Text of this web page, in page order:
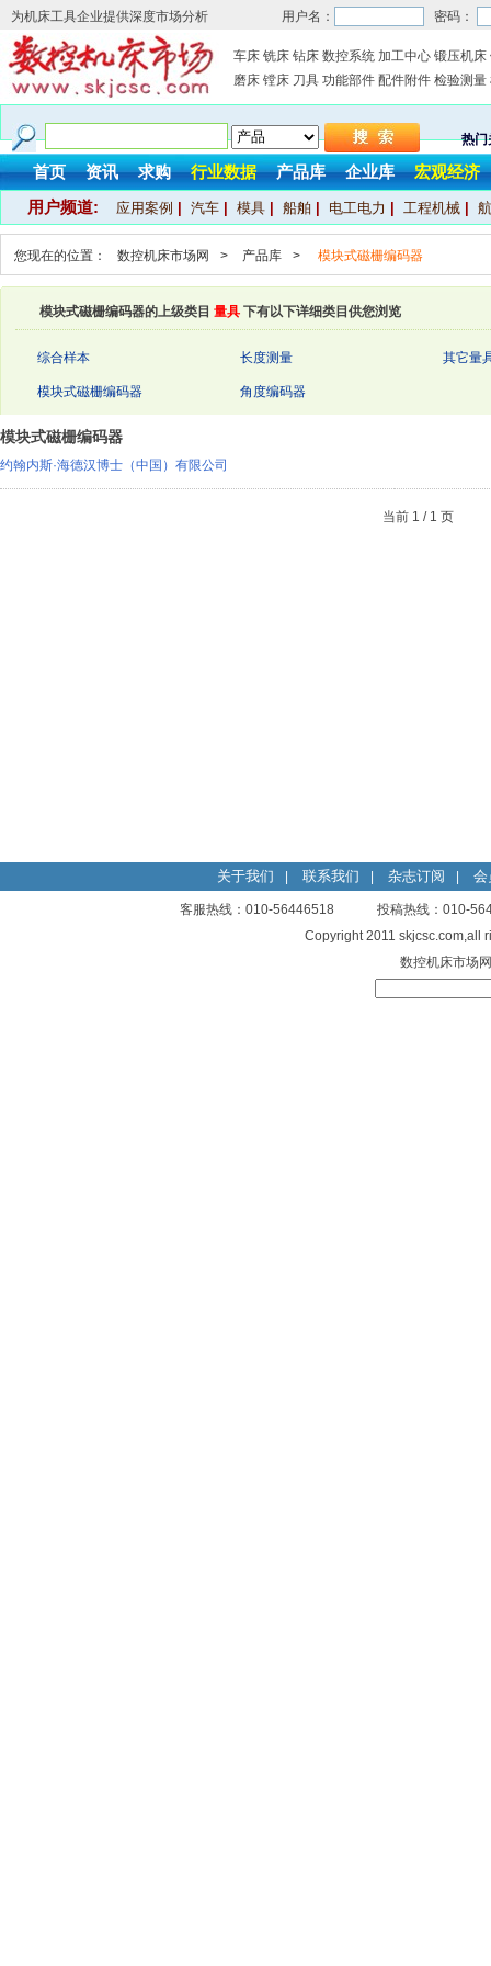
为机床工具企业提供深度市场分析 用户名： 密码：
车床 铣床 钻床 数控系统 加工中心 锻压机床
磨床 镗床 刀具 功能部件 配件附件 检验测量
热门
首页 资讯 求购 行业数据 产品库 企业库 宏观经济
用户频道: 应用案例 汽车 模具 船舶 电工电力 工程机械
您现在的位置： 数控机床市场网 > 产品库 > 模块式磁栅编码器
模块式磁栅编码器的上级类目 量具 下有以下详细类目供您浏览
综合样本 长度测量 其它量
模块式磁栅编码器 角度编码器
模块式磁栅编码器
约翰内斯·海德汉博士（中国）有限公司
当前 1 / 1 页
关于我们 联系我们 杂志订阅 会
客服热线：010-56446518 投稿热线：
Copyright 2011
数控机床市场网